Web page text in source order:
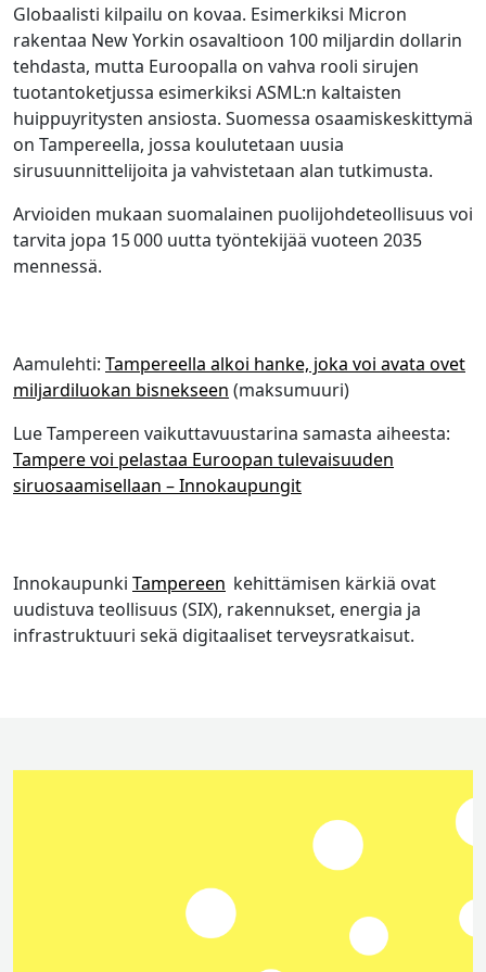
Globaalisti kilpailu on kovaa. Esimerkiksi Micron
rakentaa New Yorkin osavaltioon 100 miljardin dollarin
tehdasta, mutta Euroopalla on vahva rooli sirujen
tuotantoketjussa esimerkiksi ASML:n kaltaisten
huippuyritysten ansiosta. Suomessa osaamiskeskittymä
on Tampereella, jossa koulutetaan uusia
sirusuunnittelijoita ja vahvistetaan alan tutkimusta.
Arvioiden mukaan suomalainen puolijohdeteollisuus voi
tarvita jopa 15 000 uutta työntekijää vuoteen 2035
mennessä.
Aamulehti: Tampereella alkoi hanke, joka voi avata ovet
miljardiluokan bisnekseen (maksumuuri)
Lue Tampereen vaikuttavuustarina samasta aiheesta:
Tampere voi pelastaa Euroopan tulevaisuuden
siruosaamisellaan – Innokaupungit
Innokaupunki Tampereen kehittämisen kärkiä ovat
uudistuva teollisuus (SIX), rakennukset, energia ja
infrastruktuuri sekä digitaaliset terveysratkaisut.